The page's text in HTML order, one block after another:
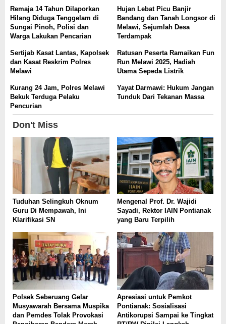
Remaja 14 Tahun Dilaporkan
Hilang Diduga Tenggelam di
Sungai Pinoh, Polisi dan
Warga Lakukan Pencarian
Hujan Lebat Picu Banjir
Bandang dan Tanah Longsor di
Melawi, Sejumlah Desa
Terdampak
Sertijab Kasat Lantas, Kapolsek
dan Kasat Reskrim Polres
Melawi
Ratusan Peserta Ramaikan Fun
Run Melawi 2025, Hadiah
Utama Sepeda Listrik
Kurang 24 Jam, Polres Melawi
Bekuk Terduga Pelaku
Pencurian
Yayat Darmawi: Hukum Jangan
Tunduk Dari Tekanan Massa
Don't Miss
Tuduhan Selingkuh Oknum
Guru Di Mempawah, Ini
Klarifikasi SN
Mengenal Prof. Dr. Wajidi
Sayadi, Rektor IAIN Pontianak
yang Baru Terpilih
Polsek Seberuang Gelar
Musyawarah Bersama Muspika
dan Pemdes Tolak Provokasi
Apresiasi untuk Pemkot
Pontianak: Sosialisasi
Antikorupsi Sampai ke Tingkat